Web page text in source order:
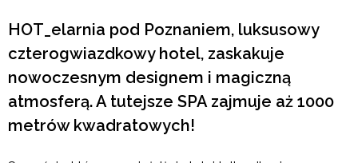
HOT_elarnia pod Poznaniem, luksusowy
czterogwiazdkowy hotel, zaskakuje
nowoczesnym designem i magiczną
atmosferą. A tutejsze SPA zajmuje aż 1000
metrów kwadratowych!